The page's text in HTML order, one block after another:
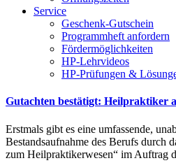
Service
Geschenk-Gutschein
Programmheft anfordern
Fördermöglichkeiten
HP-Lehrvideos
HP-Prüfungen &
Gutachten bestätigt: Heilpraktiker
Erstmals gibt es eine umfassende,
Bestandsaufnahme des Berufs durch
zum Heilpraktikerwesen“ im Auftrag